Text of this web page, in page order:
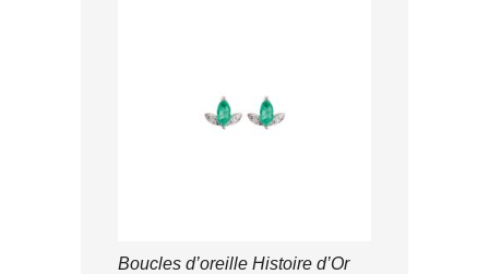
Boucles d’oreille Histoire d’Or